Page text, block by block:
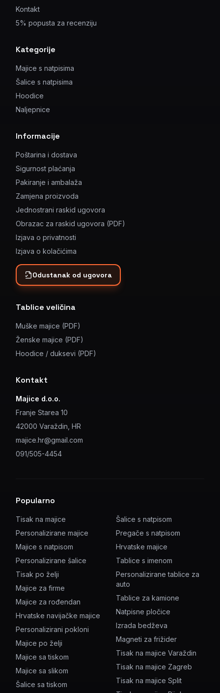
Kontakt
5% popusta za recenziju
Kategorije
Majice s natpisima
Šalice s natpisima
Hoodice
Naljepnice
Informacije
Poštarina i dostava
Sigurnost plaćanja
Pakiranje i ambalaža
Zamjena proizvoda
Jednostrani raskid ugovora
Obrazac za raskid ugovora (PDF)
Izjava o privatnosti
Izjava o kolačićima
Odustanak od ugovora
Tablice veličina
Muške majice (PDF)
Ženske majice (PDF)
Hoodice / duksevi (PDF)
Kontakt
Majice d.o.o.
Franje Starea 10
42000 Varaždin, HR
majice.hr@gmail.com
091/505-4454
Popularno
Tisak na majice
Personalizirane majice
Majice s natpisom
Personalizirane šalice
Tisak po želji
Majice za firme
Majice za rođendan
Hrvatske navijačke majice
Personalizirani pokloni
Majice po želji
Majice sa tiskom
Majice sa slikom
Šalice sa tiskom
Šalice s natpisom
Pregače s natpisom
Hrvatske majice
Tablice s imenom
Personalizirane tablice za
auto
Tablice za kamione
Natpisne pločice
Izrada bedževa
Magneti za frižider
Tisak na majice Varaždin
Tisak na majice Zagreb
Tisak na majice Split